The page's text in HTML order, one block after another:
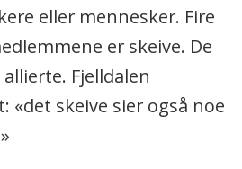
eller mennesker. Fire
er skeive. De
Fjelldalen
«det skeive sier også noe